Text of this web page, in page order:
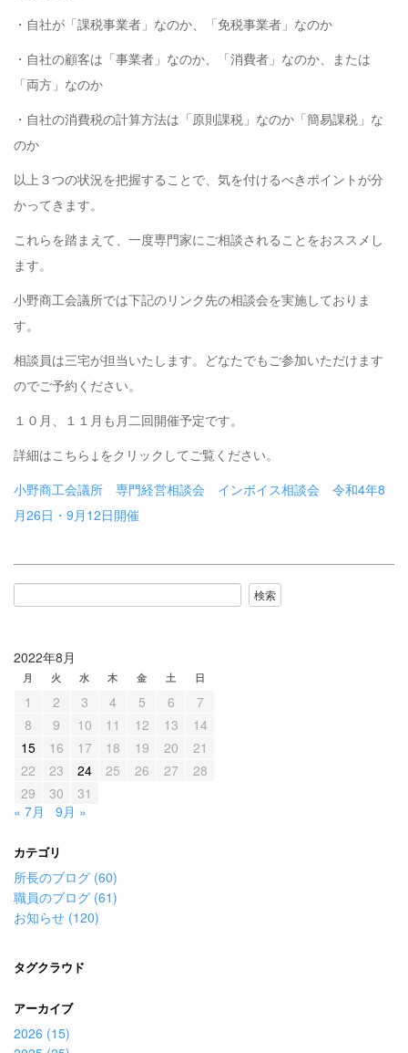
・自社が「課税事業者」なのか、「免税事業者」なのか
・自社の顧客は「事業者」なのか、「消費者」なのか、または
「両方」なのか
・自社の消費税の計算方法は「原則課税」なのか「簡易課税」な
のか
以上３つの状況を把握することで、気を付けるべきポイントが分
かってきます。
これらを踏まえて、一度専門家にご相談されることをおススメし
ます。
小野商工会議所では下記のリンク先の相談会を実施しておりま
す。
相談員は三宅が担当いたします。どなたでもご参加いただけます
のでご予約ください。
１０月、１１月も月二回開催予定です。
詳細はこちら↓をクリックしてご覧ください。
小野商工会議所 専門経営相談会 インボイス相談会 令和4年8
月26日・9月12日開催
検索
2022年8月
月 火 水 木 金 土 日
1 2 3 4 5 6
7
8
9 10 11 12 13
14
15
16 17 18 19 20
21
22
23 24 25 26 27
28
29
30
31
« 7月
9月 »
カテゴリ
所長のブログ (60)
職員のブログ (61)
お知らせ (120)
タグクラウド
アーカイブ
2026 (15)